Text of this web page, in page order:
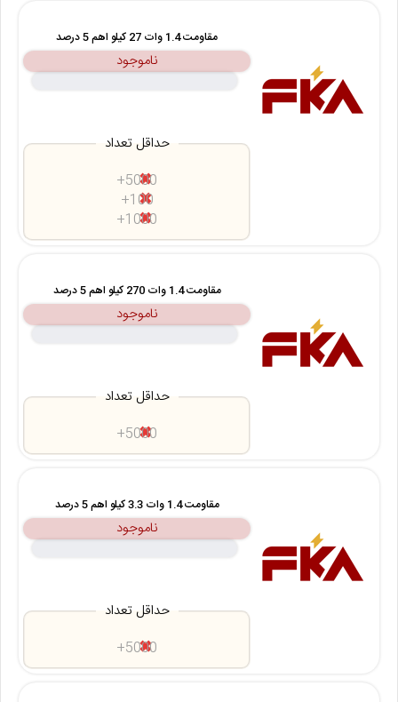
مقاومت 1.4 وات 27 کیلو اهم 5 درصد
ناموجود
حداقل تعداد
5000+
100+
1000+
مقاومت 1.4 وات 270 کیلو اهم 5 درصد
ناموجود
حداقل تعداد
5000+
مقاومت 1.4 وات 3.3 کیلو اهم 5 درصد
ناموجود
حداقل تعداد
5000+